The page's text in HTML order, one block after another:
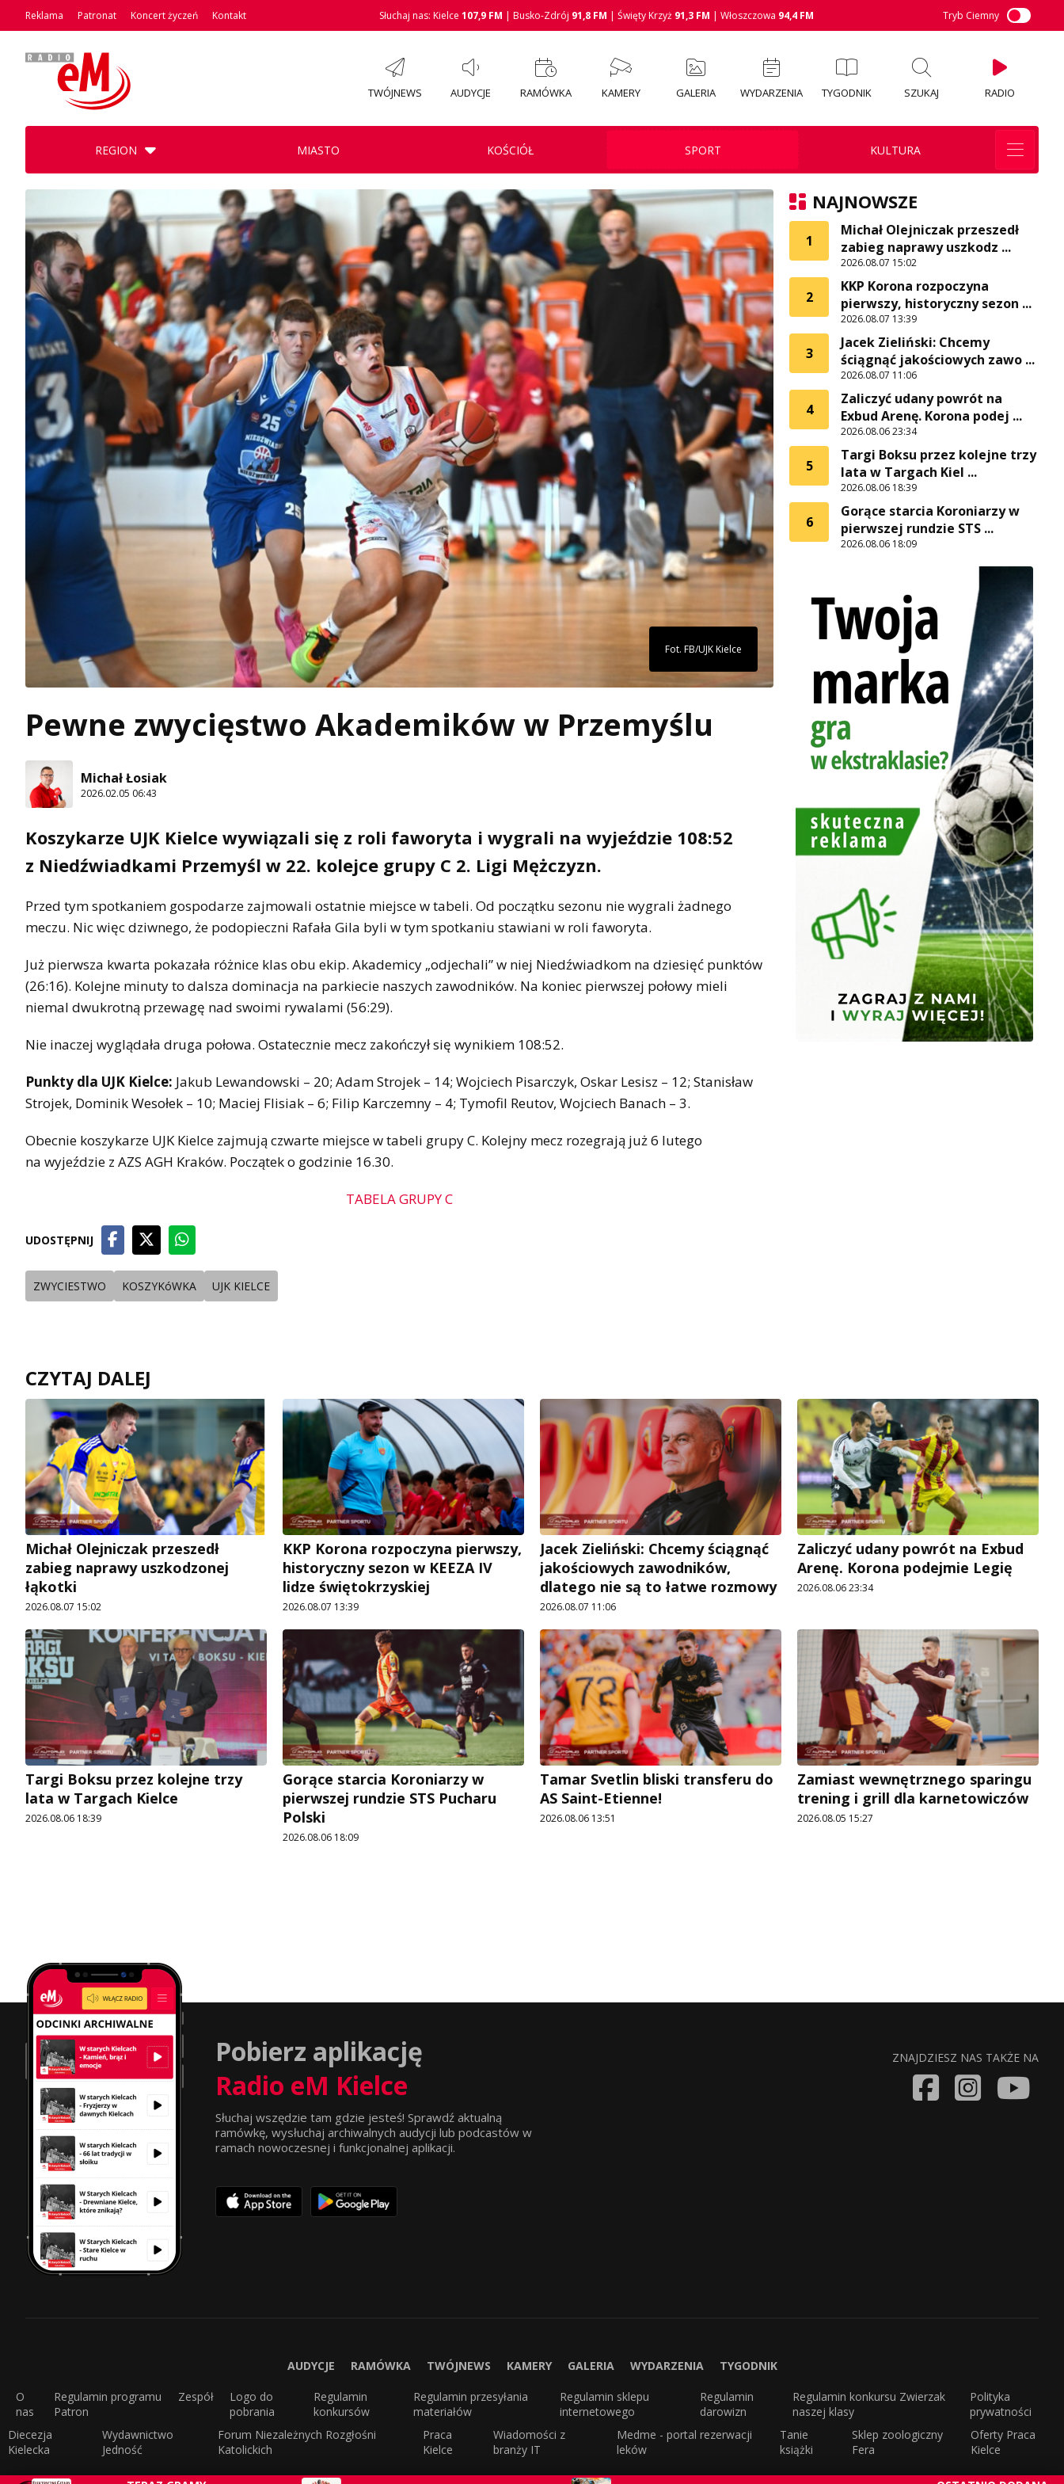
Reklama Patronat Koncert życzeń Kontakt Słuchaj nas: Kielce 107,9 FM | Busko-Zdrój 91,8 FM | Święty Krzyż 91,3 FM | Włoszczowa 94,4 FM Tryb Ciemny
TWÓJNEWS AUDYCJE RAMÓWKA KAMERY GALERIA WYDARZENIA TYGODNIK SZUKAJ RADIO
REGION MIASTO KOŚCIÓŁ SPORT KULTURA
Fot. FB/UJK Kielce
Pewne zwycięstwo Akademików w Przemyślu
Michał Łosiak
2026.02.05 06:43
Koszykarze UJK Kielce wywiązali się z roli faworyta i wygrali na wyjeździe 108:52
z Niedźwiadkami Przemyśl w 22. kolejce grupy C 2. Ligi Mężczyzn.
Przed tym spotkaniem gospodarze zajmowali ostatnie miejsce w tabeli. Od początku sezonu nie wygrali żadnego
meczu. Nic więc dziwnego, że podopieczni Rafała Gila byli w tym spotkaniu stawiani w roli faworyta.
Już pierwsza kwarta pokazała różnice klas obu ekip. Akademicy „odjechali” w niej Niedźwiadkom na dziesięć punktów
(26:16). Kolejne minuty to dalsza dominacja na parkiecie naszych zawodników. Na koniec pierwszej połowy mieli
niemal dwukrotną przewagę nad swoimi rywalami (56:29).
Nie inaczej wyglądała druga połowa. Ostatecznie mecz zakończył się wynikiem 108:52.
Punkty dla UJK Kielce: Jakub Lewandowski – 20; Adam Strojek – 14; Wojciech Pisarczyk, Oskar Lesisz – 12; Stanisław
Strojek, Dominik Wesołek – 10; Maciej Flisiak – 6; Filip Karczemny – 4; Tymofil Reutov, Wojciech Banach – 3.
Obecnie koszykarze UJK Kielce zajmują czwarte miejsce w tabeli grupy C. Kolejny mecz rozegrają już 6 lutego
na wyjeździe z AZS AGH Kraków. Początek o godzinie 16.30.
TABELA GRUPY C
UDOSTĘPNIJ
ZWYCIESTWO KOSZYKóWKA UJK KIELCE
NAJNOWSZE
1
Michał Olejniczak przeszedł
zabieg naprawy uszkodz ...
2026.08.07 15:02
2
KKP Korona rozpoczyna
pierwszy, historyczny sezon ...
2026.08.07 13:39
3
Jacek Zieliński: Chcemy
ściągnąć jakościowych zawo ...
2026.08.07 11:06
4
Zaliczyć udany powrót na
Exbud Arenę. Korona podej ...
2026.08.06 23:34
5
Targi Boksu przez kolejne trzy
lata w Targach Kiel ...
2026.08.06 18:39
6
Gorące starcia Koroniarzy w
pierwszej rundzie STS ...
2026.08.06 18:09
CZYTAJ DALEJ
Michał Olejniczak przeszedł
zabieg naprawy uszkodzonej
łąkotki
2026.08.07 15:02
KKP Korona rozpoczyna pierwszy,
historyczny sezon w KEEZA IV
lidze świętokrzyskiej
2026.08.07 13:39
Jacek Zieliński: Chcemy ściągnąć
jakościowych zawodników,
dlatego nie są to łatwe rozmowy
2026.08.07 11:06
Zaliczyć udany powrót na Exbud
Arenę. Korona podejmie Legię
2026.08.06 23:34
Targi Boksu przez kolejne trzy
lata w Targach Kielce
2026.08.06 18:39
Gorące starcia Koroniarzy w
pierwszej rundzie STS Pucharu
Polski
2026.08.06 18:09
Tamar Svetlin bliski transferu do
AS Saint-Etienne!
2026.08.06 13:51
Zamiast wewnętrznego sparingu
trening i grill dla karnetowiczów
2026.08.05 15:27
Pobierz aplikację
Radio eM Kielce
Słuchaj wszędzie tam gdzie jesteś! Sprawdź aktualną
ramówkę, wysłuchaj archiwalnych audycji lub podcastów w
ramach nowoczesnej i funkcjonalnej aplikacji.
ZNAJDZIESZ NAS TAKŻE NA
AUDYCJE RAMÓWKA TWÓJNEWS KAMERY GALERIA WYDARZENIA TYGODNIK
O
nas
Regulamin programu
Patron
Zespół
Logo do
pobrania
Regulamin
konkursów
Regulamin przesyłania
materiałów
Regulamin sklepu
internetowego
Regulamin
darowizn
Regulamin konkursu Zwierzak
naszej klasy
Polityka
prywatności
Diecezja
Kielecka
Wydawnictwo
Jedność
Forum Niezależnych Rozgłośni
Katolickich
Praca
Kielce
Wiadomości z
branży IT
Medme - portal rezerwacji
leków
Tanie
książki
Sklep zoologiczny
Fera
Oferty Praca
Kielce